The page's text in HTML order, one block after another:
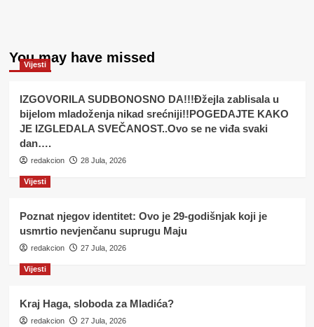
You may have missed
Vijesti
IZGOVORILA SUDBONOSNO DA!!!Đžejla zablisala u
bijelom mladoženja nikad srećniji!!POGEDAJTE KAKO
JE IZGLEDALA SVEČANOST..Ovo se ne viđa svaki
dan….
redakcion 28 Jula, 2026
Vijesti
Poznat njegov identitet: Ovo je 29-godišnjak koji je
usmrtio nevjenčanu suprugu Maju
redakcion 27 Jula, 2026
Vijesti
Kraj Haga, sloboda za Mladića?
redakcion 27 Jula, 2026